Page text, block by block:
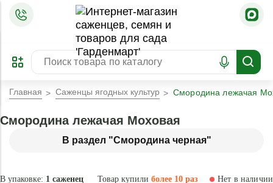
ПРЕДЗАКАЗ
ЗАБРОНИРОВАТЬ
ЛУЧШЕЕ
Главная Саженцы ягодных культур Смородина лежачая
В раздел "Смородина черная"
Смородина лежачая Моховая
В упаковке: 1 саженец Товар купили более 10 раз Нет в наличии